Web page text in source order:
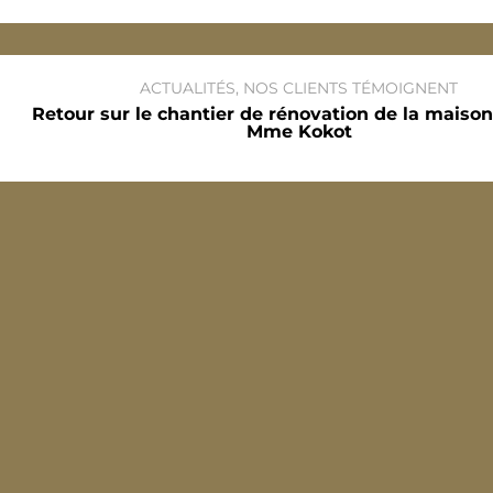
ACTUALITÉS, NOS CLIENTS TÉMOIGNENT
Retour sur le chantier de rénovation de la
Mme Kokot